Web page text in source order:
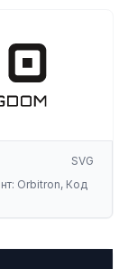
SVG
Orbitron, Код